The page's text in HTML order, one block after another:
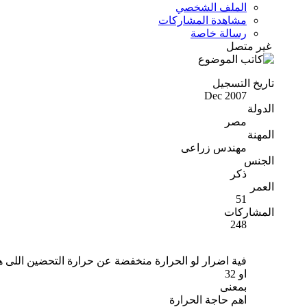
الملف الشخصي
مشاهدة المشاركات
رسالة خاصة
غير متصل
تاريخ التسجيل
Dec 2007
الدولة
مصر
المهنة
مهندس زراعى
الجنس
ذكر
العمر
51
المشاركات
248
فية اضرار لو الحرارة منخفضة عن حرارة التحضين اللى
او 32
بمعنى
اهم حاجة الحرارة